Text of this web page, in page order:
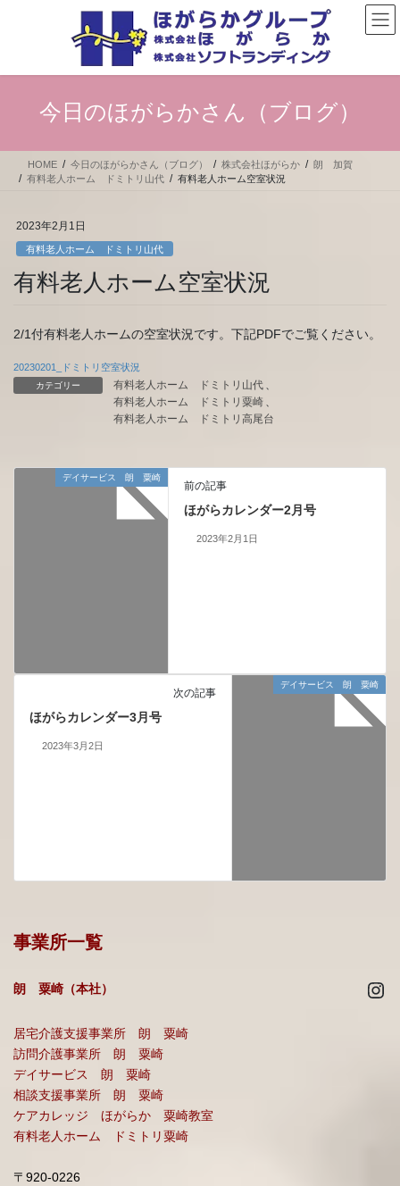
今日のほがらかさん（ブログ）
HOME 今日のほがらかさん（ブログ） 株式会社ほがらか
朗 加賀
有料老人ホーム ドミトリ山代
有料老人ホーム空室状況
2023年2月1日
有料老人ホーム ドミトリ山代
有料老人ホーム空室状況
2/1付有料老人ホームの空室状況です。下記PDFでご覧ください。
20230201_ドミトリ空室状況
カテゴリー 有料老人ホーム ドミトリ山代 、
有料老人ホーム ドミトリ粟崎 、
有料老人ホーム ドミトリ高尾台
デイサービス 朗 粟崎
前の記事
ほがらカレンダー2月号
2023年2月1日
デイサービス 朗 粟崎
次の記事
ほがらカレンダー3月号
2023年3月2日
事業所一覧
朗 粟崎（本社）
居宅介護支援事業所 朗 粟崎
訪問介護事業所 朗 粟崎
デイサービス 朗 粟崎
相談支援事業所 朗 粟崎
ケアカレッジ ほがらか 粟崎教室
有料老人ホーム ドミトリ粟崎
〒920-0226